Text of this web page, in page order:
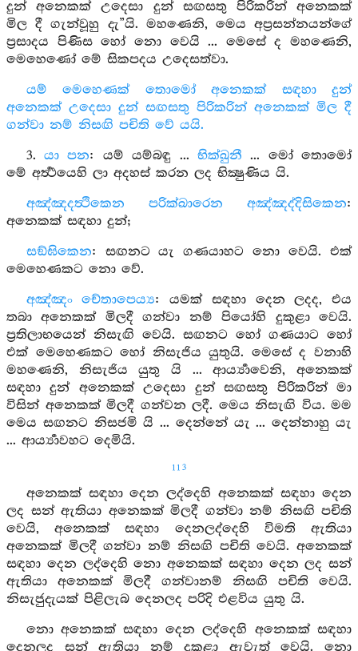
දුන් අනෙකක් උදෙසා දුන් සඟසතු පිරිකරින් අනෙකක්
මිල දී ගැන්වූහු දැ”යි. මහණෙනි, මෙය අප්‍රසන්නයන්ගේ
ප්‍රසාදය පිණිස හෝ නො වෙයි ... මෙසේ ද මහණෙනි,
මෙහෙණෝ මේ සිකපදය උදෙසත්වා.
යම් මෙහෙණක් තොමෝ අනෙකක් සඳහා දුන්
අනෙකක් උදෙසා දුන් සඟසතු පිරිකරින් අනෙකක් මිල දී
ගන්වා නම් නිසඟි පචිති වේ යයි.
3. යා පන: යම් යම්බඳු ... භික්ඛුනී ... මෝ තොමෝ
මේ අර්‍ත්‍ථයෙහි ලා අදහස් කරන ලද භික්‍ෂුණිය යි.
අඤ්ඤදත්‍ථිකෙන පරික්ඛාරෙන අඤ්ඤද්දිසිකෙන:
අනෙකක් සඳහා දුන්;
සඞ්ඝිකෙන: සඟනට යැ ගණයාහට නො වෙයි. එක්
මෙහෙණකට නො වේ.
අඤ්ඤං චේතාපෙය්‍ය: යමක් සඳහා දෙන ලදද, එය
තබා අනෙකක් මිලදී ගන්වා නම් පියෝහි දුකුළා වෙයි.
ප්‍රතිලාභයෙන් නිසැඟි වෙයි. සඟනට හෝ ගණයාට හෝ
එක් මෙහෙණකට හෝ නිසැජිය යුතුයි. මෙසේ ද වනාහි
මහණෙනි, නිසැජිය යුතු යි ... ආර්‍ය්‍යාවෙනි, අනෙකක්
සඳහා දුන් අනෙකක් උදෙසා දුන් සඟසතු පිරිකරින් මා
විසින් අනෙකක් මිලදී ගන්වන ලදී. මෙය නිසැඟි විය. මම
මෙය සඟනට නිසජමි යි ... දෙන්නේ යැ ... දෙන්නාහු යැ
... ආර්‍ය්‍යාවහට දෙමියි.
113
අනෙකක් සඳහා දෙන ලද්දෙහි අනෙකක් සඳහා දෙන
ලද සන් ඇතියා අනෙකක් මිලදී ගන්වා නම් නිසඟි පචිති
වෙයි, අනෙකක් සඳහා දෙනලද්දෙහි විමති ඇතියා
අනෙකක් මිලදී ගන්වා නම් නිසඟි පචිති වෙයි. අනෙකක්
සඳහා දෙන ලද්දෙහි නො අනෙකක් සඳහා දෙන ලද සන්
ඇතියා අනෙකක් මිලදී ගන්වානම් නිසඟි පචිති වෙයි.
නිසැජුදැයක් පිළිලැබ දෙනලද පරිදි එළවිය යුතු යි.
නො අනෙකක් සඳහා දෙන ලද්දෙහි අනෙකක් සඳහා
දෙනලද සන් ඇතියා නම් දුකුළා ඇවැත් වෙයි. නො